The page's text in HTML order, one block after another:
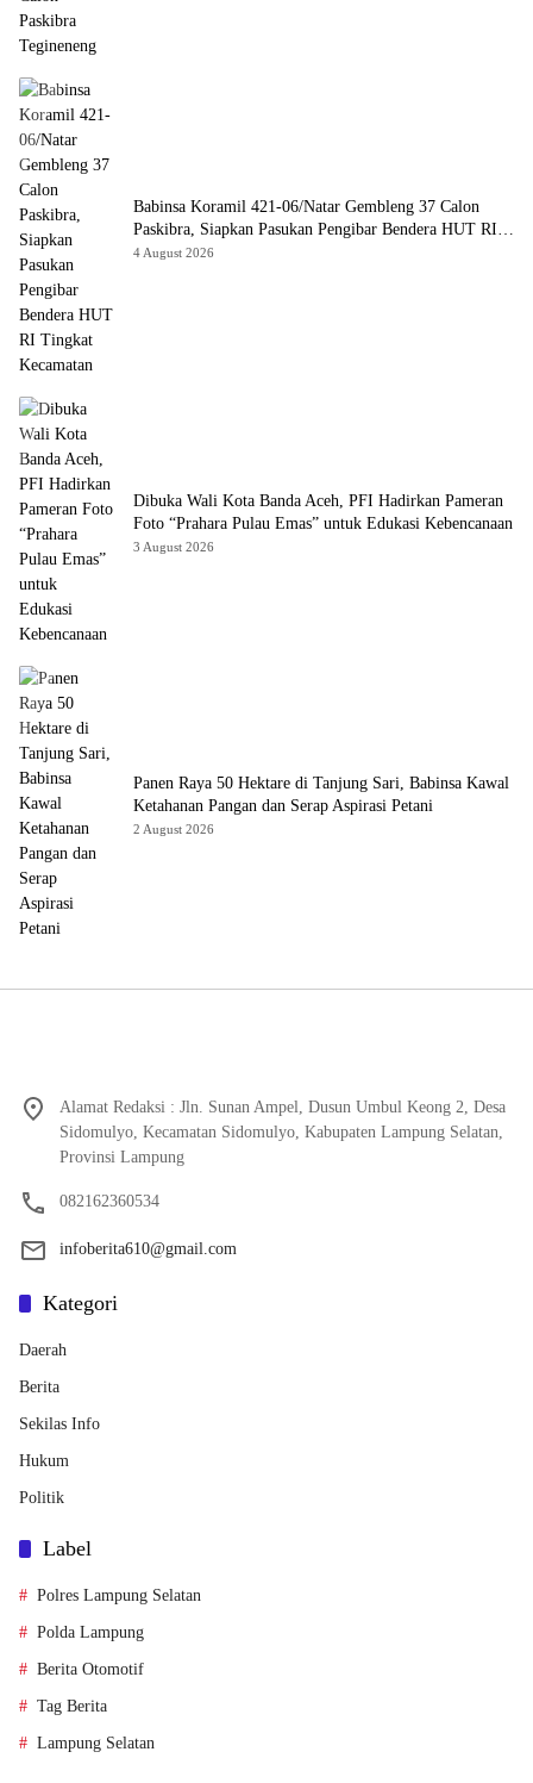
Babinsa Koramil 421-06/Natar Gembleng 37 Calon
Paskibra, Siapkan Pasukan Pengibar Bendera HUT RI
Tingkat Kecamatan
4 August 2026
Dibuka Wali Kota Banda Aceh, PFI Hadirkan Pameran
Foto “Prahara Pulau Emas” untuk Edukasi Kebencanaan
3 August 2026
Panen Raya 50 Hektare di Tanjung Sari, Babinsa Kawal
Ketahanan Pangan dan Serap Aspirasi Petani
2 August 2026
Alamat Redaksi : Jln. Sunan Ampel, Dusun Umbul Keong 2, Desa
Sidomulyo, Kecamatan Sidomulyo, Kabupaten Lampung Selatan,
Provinsi Lampung
082162360534
infoberita610@gmail.com
Kategori
Daerah
Berita
Sekilas Info
Hukum
Politik
Label
Polres Lampung Selatan
Polda Lampung
Berita Otomotif
Tag Berita
Lampung Selatan